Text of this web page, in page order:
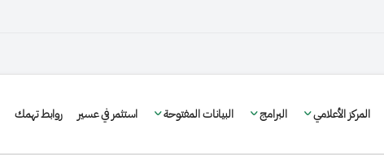
المركز الأعلامي البرامج البيانات المفتوحة استثمر في عسير روابط تهمك